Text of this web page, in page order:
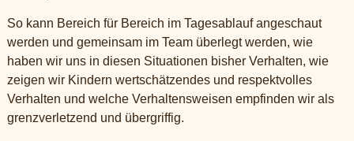
So kann Bereich für Bereich im Tagesablauf angeschaut
werden und gemeinsam im Team überlegt werden, wie
haben wir uns in diesen Situationen bisher Verhalten, wie
zeigen wir Kindern wertschätzendes und respektvolles
Verhalten und welche Verhaltensweisen empfinden wir als
grenzverletzend und übergriffig.